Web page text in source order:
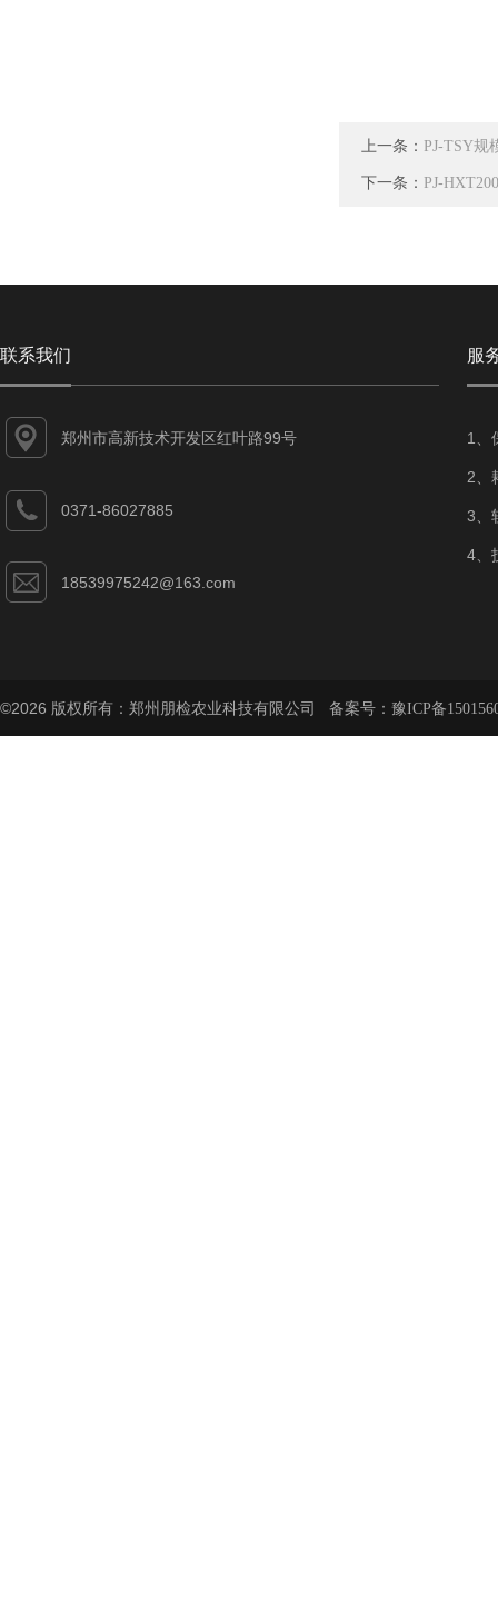
上一条： PJ-TSY规
下一条： PJ-
联系我们
郑州市高新技术开发区红叶路99号
0371-86027885
18539975242@163.com
服
1、
2、
3、
4、
©2026 版权所有：郑州朋检农业科技有限公司 备案号： 豫ICP备